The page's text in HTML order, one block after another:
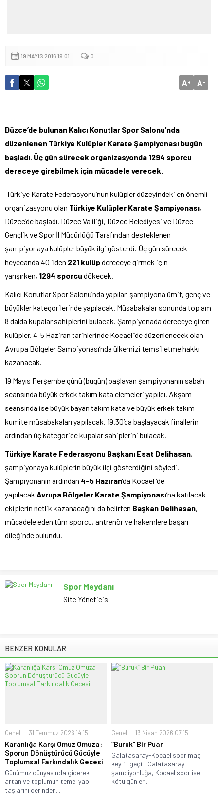
19 MAYIS 2016 19:01 0
A+ A-
Düzce’de bulunan Kalıcı Konutlar Spor Salonu’nda
düzenlenen Türkiye Kulüpler Karate Şampiyonası bugün
başladı. Üç gün sürecek organizasyonda 1294 sporcu
dereceye girebilmek için mücadele verecek.
Türkiye Karate Federasyonu’nun kulüpler düzeyindeki en önemli
organizasyonu olan Türkiye Kulüpler Karate Şampiyonası,
Düzce’de başladı. Düzce Valiliği, Düzce Belediyesi ve Düzce
Gençlik ve Spor İl Müdürlüğü Tarafından desteklenen
şampiyonaya kulüpler büyük ilgi gösterdi. Üç gün sürecek
heyecanda 40 ilden 221 kulüpdereceye girmek için
yarışırken, 1294 sporcu dökecek.
Kalıcı Konutlar Spor Salonu’nda yapılan şampiyona ümit, genç ve
büyükler kategorilerinde yapılacak. Müsabakalar sonunda toplam
8 dalda kupalar sahiplerini bulacak. Şampiyonada dereceye giren
kulüpler, 4-5 Haziran tarihlerinde Kocaeli’de düzenlenecek olan
Avrupa Bölgeler Şampiyonası’nda ülkemizi temsil etme hakkı
kazanacak.
19 Mayıs Perşembe günü (bugün) başlayan şampiyonanın sabah
seansında büyük erkek takım kata elemeleri yapıldı. Akşam
seansında ise büyük bayan takım kata ve büyük erkek takım
kumite müsabakaları yapılacak. 19.30’da başlayacak finallerin
ardından üç kategoride kupalar sahiplerini bulacak.
Türkiye Karate Federasyonu Başkanı Esat Delihasan,
şampiyonaya kulüplerin büyük ilgi gösterdiğini söyledi.
Şampiyonanın ardından 4-5 Haziran’da Kocaeli’de
yapılacak Avrupa Bölgeler Karate Şampiyonası’na katılacak
ekiplerin netlik kazanacağını da belirten Başkan Delihasan,
mücadele eden tüm sporcu, antrenör ve hakemlere başarı
dileğinde bulundu.
Spor Meydanı
Site Yöneticisi
BENZER KONULAR
Genel 31 Temmuz 2026 14:15
Karanlığa Karşı Omuz Omuza:
Sporun Dönüştürücü Gücüyle
Toplumsal Farkındalık Gecesi
Günümüz dünyasında giderek
artan ve toplumun temel yapı
taşlarını derinden...
Genel 13 Nisan 2026 07:15
“Buruk” Bir Puan
Galatasaray-Kocaelispor maçı
keyifli geçti. Galatasaray
şampiyonluğa, Kocaelispor ise
kötü günler...